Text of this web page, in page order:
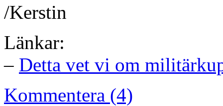
/Kerstin
Länkar:
– Detta vet vi om
Kommentera (4)